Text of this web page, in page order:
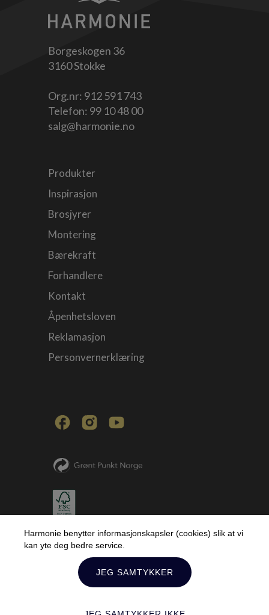
Borgeskogen 36
3160 Stokke
Org.nr: 912 591 743
Telefon: 99 10 48 00
salg@harmonie.no
Produkter
Inspirasjon
Brosjyrer
Montering
Bærekraft
Forhandlere
Kontakt
Åpenhetsloven
Reklamasjon
Personvernerklæring
Harmonie benytter informasjonskapsler (cookies) slik at vi
kan yte deg bedre service.
JEG SAMTYKKER